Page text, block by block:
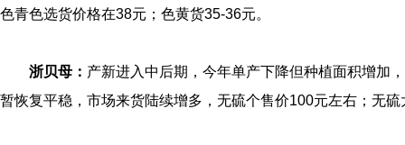
色青色选货价格在38元；色黄货35-36元。
浙贝母： 产新进入中后期，今年单产下降但种植面积增加
暂恢复平稳，市场来货陆续增多，无硫个售价100元左右；无